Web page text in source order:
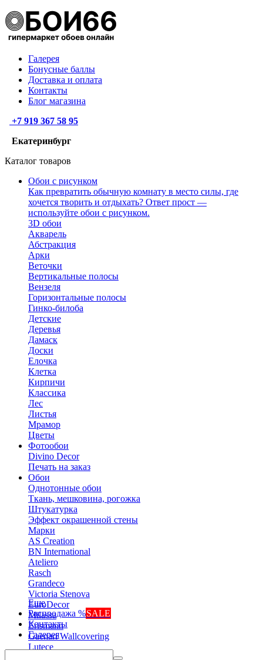
Галерея
Бонусные баллы
Доставка и оплата
Контакты
Блог магазина
+7 919 367 58 95
Екатеринбург
Каталог товаров
Обои с рисунком
Как превратить обычную комнату в место силы, где
хочется творить и отдыхать? Ответ прост —
используйте обои с рисунком.
3D обои
Акварель
Абстракция
Арки
Веточки
Вертикальные полосы
Вензеля
Горизонтальные полосы
Гинко-билоба
Детские
Деревья
Дамаск
Доски
Елочка
Клетка
Кирпичи
Классика
Лес
Листья
Мрамор
Цветы
Фотообои
Divino Decor
Печать на заказ
Обои
Однотонные обои
Ткань, мешковина, рогожка
Штукатурка
Эффект окрашенной стены
Марки
AS Creation
BN International
Ateliero
Rasch
Grandeco
Victoria Stenova
EuroDecor
Milassa
Erismann
Gaenari Wallcovering
Lutece
Еще
Распродажа %SALE
Контакты
Галерея